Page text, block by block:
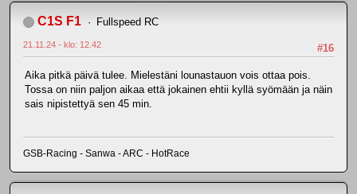
C1S F1 Fullspeed RC
#16
21.11.24 - klo: 12.42
Aika pitkä päivä tulee. Mielestäni lounastauon vois ottaa pois.
Tossa on niin paljon aikaa että jokainen ehtii kyllä syömään ja näin
sais nipistettyä sen 45 min.
GSB-Racing - Sanwa - ARC - HotRace